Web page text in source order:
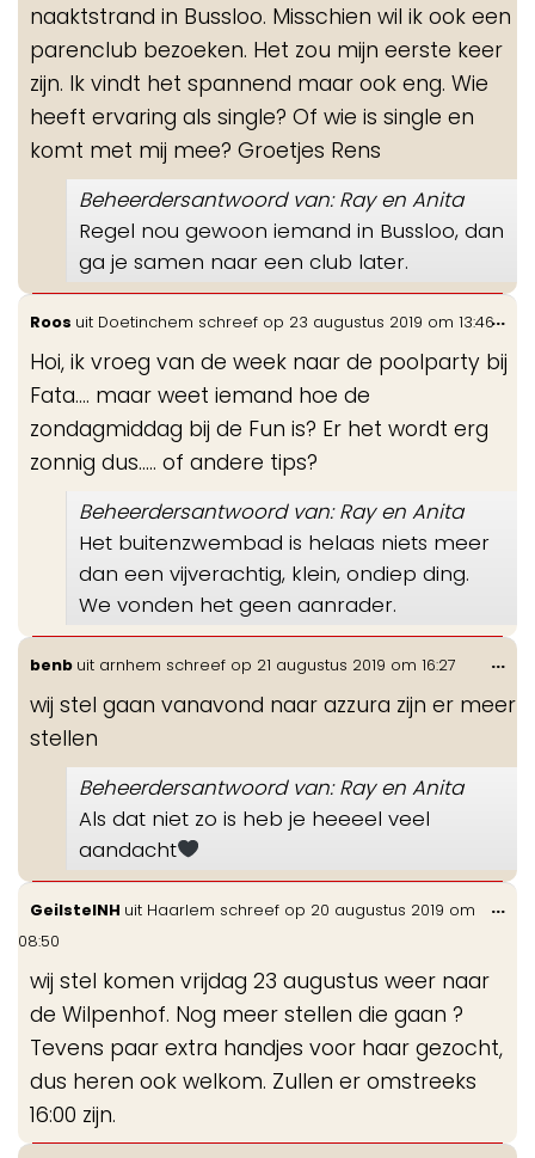
naaktstrand in Bussloo. Misschien wil ik ook een
parenclub bezoeken. Het zou mijn eerste keer
zijn. Ik vindt het spannend maar ook eng. Wie
heeft ervaring als single? Of wie is single en
komt met mij mee? Groetjes Rens
Beheerdersantwoord van: Ray en Anita
Regel nou gewoon iemand in Bussloo, dan
ga je samen naar een club later.
Roos uit Doetinchem schreef op 23 augustus 2019 om 13:46
Hoi, ik vroeg van de week naar de poolparty bij
Fata.... maar weet iemand hoe de
zondagmiddag bij de Fun is? Er het wordt erg
zonnig dus..... of andere tips?
Beheerdersantwoord van: Ray en Anita
Het buitenzwembad is helaas niets meer
dan een vijverachtig, klein, ondiep ding.
We vonden het geen aanrader.
...
benb uit arnhem schreef op 21 augustus 2019 om 16:27
wij stel gaan vanavond naar azzura zijn er meer
stellen
Beheerdersantwoord van: Ray en Anita
Als dat niet zo is heb je heeeel veel
aandacht
...
GeilstelNH uit Haarlem schreef op 20 augustus 2019 om
08:50
wij stel komen vrijdag 23 augustus weer naar
de Wilpenhof. Nog meer stellen die gaan ?
Tevens paar extra handjes voor haar gezocht,
dus heren ook welkom. Zullen er omstreeks
16:00 zijn.
...